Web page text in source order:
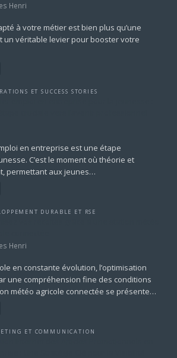
Henri
à votre métier est bien plus qu’une
un véritable levier pour booster votre
ET SUCCESS STORIES
en entreprise est une étape
C’est le moment où théorie et
permettant aux jeunes…
DURABLE ET RSE
Henri
en constante évolution, l’optimisation
une compréhension fine des conditions
météo agricole connectée se présente…
ET COMMUNICATION